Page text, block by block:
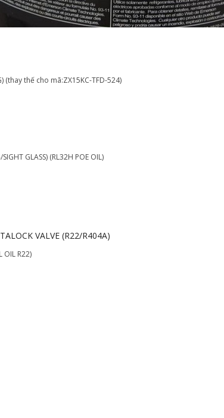
(thay thế cho mã:ZX15KC-TFD-524)
GLASS) (RL32H POE OIL)
VALVE (R22/R404A)
OIL R22)